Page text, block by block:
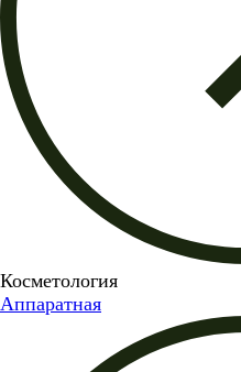
Косметология
Аппаратная